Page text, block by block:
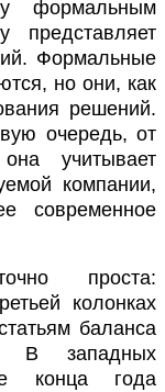
формальным
представляет
Формальные
но они, как
решений.
очередь, от
учитывает
компании,
современное
проста:
колонках
баланса
В западных
конца года